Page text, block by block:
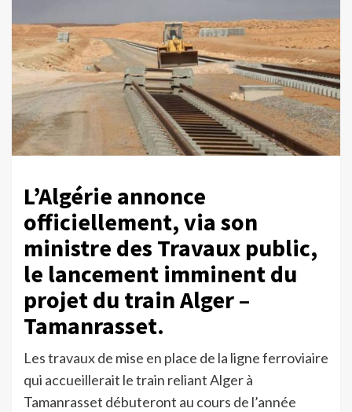
L’Algérie annonce
officiellement, via son
ministre des Travaux public,
le lancement imminent du
projet du train Alger –
Tamanrasset.
Les travaux de mise en place de la ligne ferroviaire
qui accueillerait le train reliant Alger à
Tamanrasset débuteront au cours de l’année